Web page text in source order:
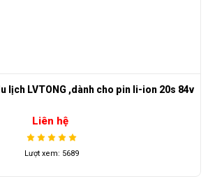
lịch LVTONG ,dành cho pin li-ion 20s 84v
Liên hệ
Lượt xem: 5689